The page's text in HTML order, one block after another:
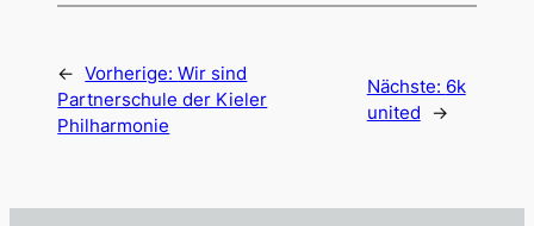
← Vorherige:Wir sind
Partnerschule der Kieler
Philharmonie
Nächste: 6k
united
→